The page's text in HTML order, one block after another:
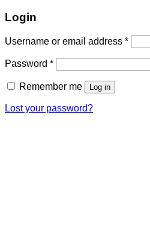
Login
Username or email address *
Password *
Remember me Log in
Lost your password?